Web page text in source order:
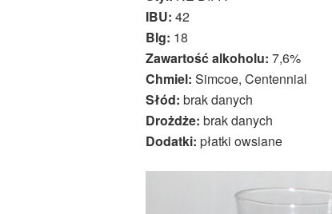
IBU: 42
Blg: 18
Zawartość alkoholu: 7,6%
Chmiel: Simcoe, Centennial
Słód: brak danych
Drożdże: brak danych
Dodatki: płatki owsiane